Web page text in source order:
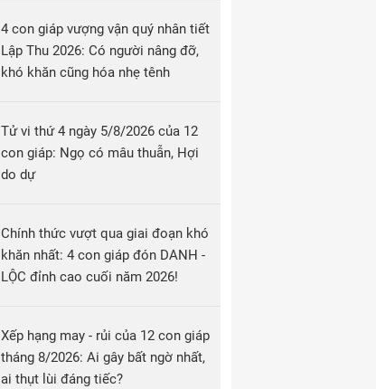
4 con giáp vượng vận quý nhân tiết
Lập Thu 2026: Có người nâng đỡ,
khó khăn cũng hóa nhẹ tênh
Tử vi thứ 4 ngày 5/8/2026 của 12
con giáp: Ngọ có mâu thuẫn, Hợi
do dự
Chính thức vượt qua giai đoạn khó
khăn nhất: 4 con giáp đón DANH -
LỘC đỉnh cao cuối năm 2026!
Xếp hạng may - rủi của 12 con giáp
tháng 8/2026: Ai gây bất ngờ nhất,
ai thụt lùi đáng tiếc?